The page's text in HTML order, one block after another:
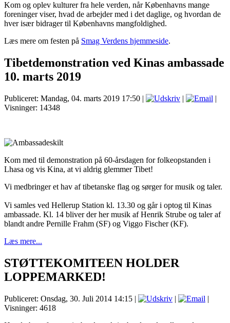
Kom og oplev kulturer fra hele verden, når Københavns mange
foreninger viser, hvad de arbejder med i det daglige, og hvordan de
hver især bidrager til Københavns mangfoldighed.
Læs mere om festen på Smag Verdens hjemmeside.
Tibetdemonstration ved Kinas ambassade
10. marts 2019
Publiceret: Mandag, 04. marts 2019 17:50 | |
|
Visninger: 14348
Kom med til demonstration på 60-årsdagen for folkeopstanden i
Lhasa og vis Kina, at vi aldrig glemmer Tibet!
Vi medbringer et hav af tibetanske flag og sørger for musik og taler.
Vi samles ved Hellerup Station kl. 13.30 og går i optog til Kinas
ambassade. Kl. 14 bliver der her musik af Henrik Strube og taler af
blandt andre Pernille Frahm (SF) og Viggo Fischer (KF).
Læs mere...
STØTTEKOMITEEN HOLDER
LOPPEMARKED!
Publiceret: Onsdag, 30. Juli 2014 14:15 | |
|
Visninger: 4618